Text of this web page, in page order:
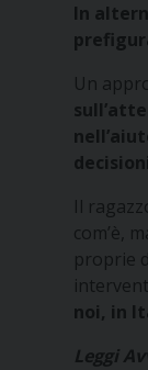
In
Un
Il
com’è,
proprie
noi, in
Leggi